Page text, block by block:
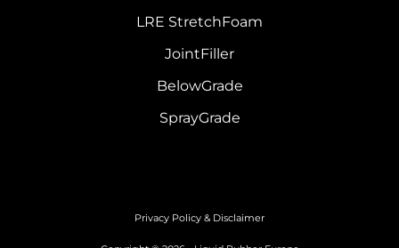
LRE StretchFoam
JointFiller
BelowGrade
SprayGrade
Privacy Policy & Disclaimer